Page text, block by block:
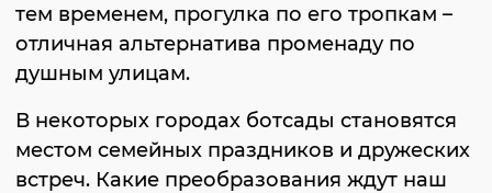
тем временем, прогулка по его тропкам –
отличная альтернатива променаду по
душным улицам.
В некоторых городах ботсады становятся
местом семейных праздников и дружеских
встреч. Какие преобразования ждут наш